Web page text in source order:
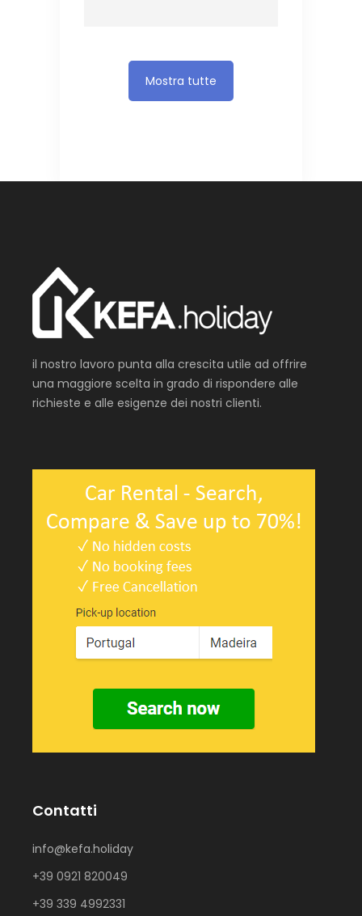
Mostra tutte
il nostro lavoro punta alla crescita utile ad offrire
una maggiore scelta in grado di rispondere alle
richieste e alle esigenze dei nostri clienti.
Contatti
info@kefa.holiday
+39 0921 820049
+39 339 4992331